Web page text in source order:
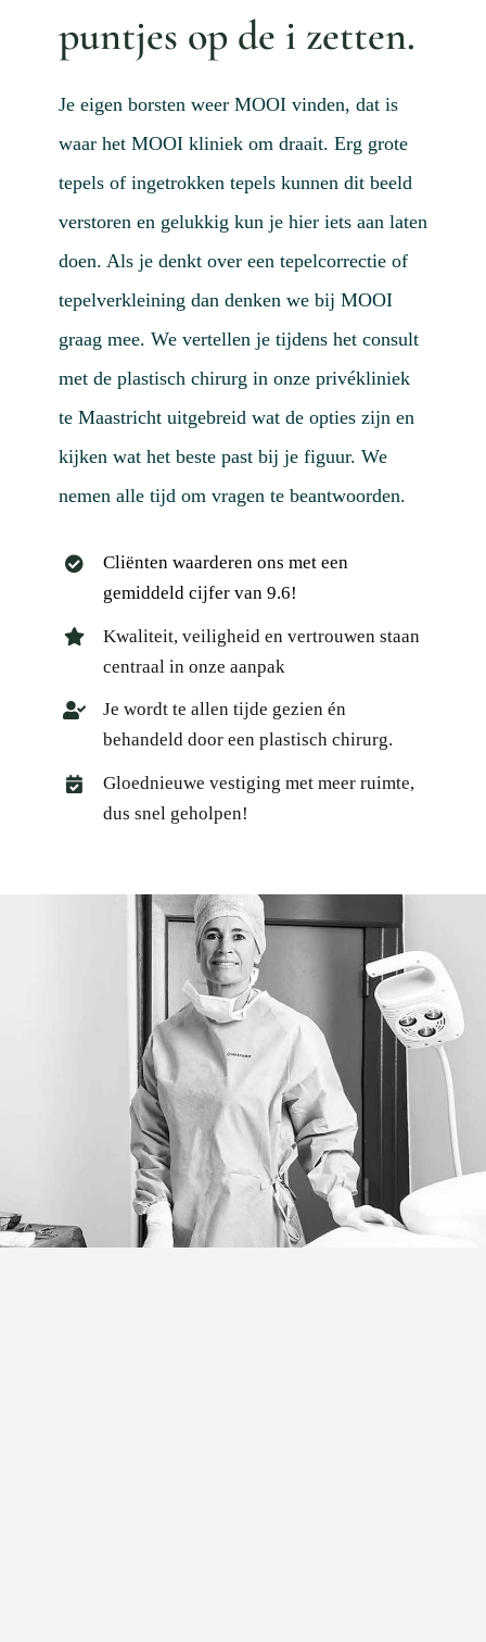
puntjes op de i zetten.
Je eigen borsten weer MOOI vinden, dat is
waar het MOOI kliniek om draait. Erg grote
tepels of ingetrokken tepels kunnen dit beeld
verstoren en gelukkig kun je hier iets aan laten
doen. Als je denkt over een tepelcorrectie of
tepelverkleining dan denken we bij MOOI
graag mee. We vertellen je tijdens het consult
met de plastisch chirurg in onze privékliniek
te Maastricht uitgebreid wat de opties zijn en
kijken wat het beste past bij je figuur. We
nemen alle tijd om vragen te beantwoorden.
Cliënten waarderen ons met een
gemiddeld cijfer van 9.6!
Kwaliteit, veiligheid en vertrouwen staan
centraal in onze aanpak
Je wordt te allen tijde gezien én
behandeld door een plastisch chirurg.
Gloednieuwe vestiging met meer ruimte,
dus snel geholpen!